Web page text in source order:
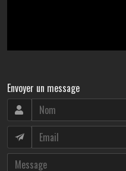
Envoyer un message